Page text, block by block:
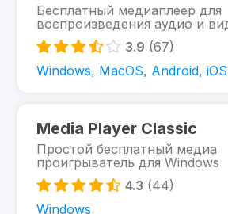
Бесплатный медиаплеер для
воспроизведения аудио и
3.9 (67)
Windows, MacOS, Android, iOS
Media Player Classic
Простой бесплатный медиа
проигрыватель для Windows
4.3 (44)
Windows